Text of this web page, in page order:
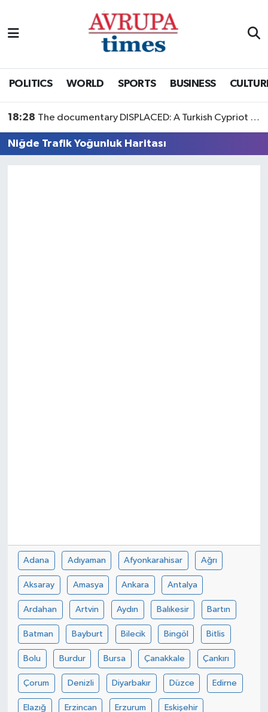
POLITICS WORLD SPORTS BUSINESS
18:28 The documentary DISPLACED: A Turkish Cypriot Story is now available to watch
Niğde Trafik Yoğunluk Haritası
Adana Adıyaman Afyonkarahisar Ağrı
Aksaray Amasya Ankara Antalya
Ardahan Artvin Aydın Balıkesir Bartın
Batman Bayburt Bilecik Bingöl Bitlis
Bolu Burdur Bursa Çanakkale Çankırı
Çorum Denizli Diyarbakır Düzce Edirne
Elazığ Erzincan Erzurum Eskişehir
Nöbetçi Eczaneler